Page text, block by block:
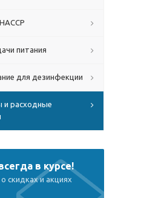
питания
для дезинфекции
и расходные
в курсе!
скидках и акциях